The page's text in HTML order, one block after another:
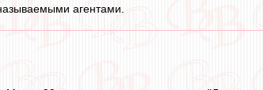
агентами.